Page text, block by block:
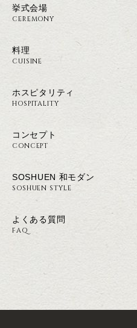
挙式会場
CEREMONY
料理
CUISINE
ホスピタリティ
HOSPITALITY
コンセプト
CONCEPT
SOSHUEN 和モダン
SOSHUEN STYLE
よくある質問
FAQ